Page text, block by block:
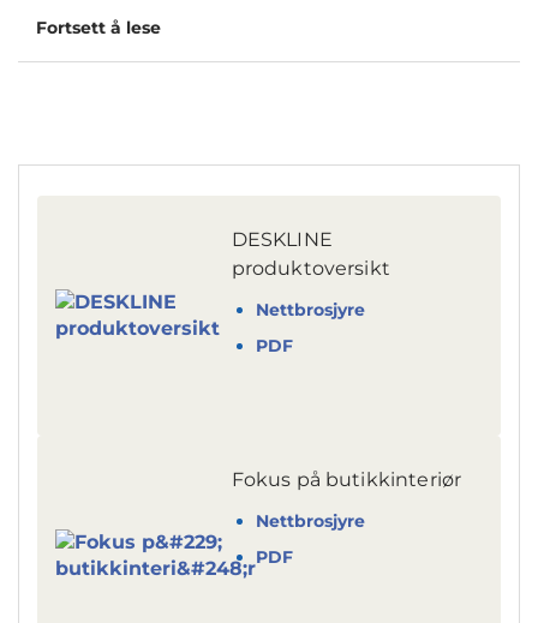
Fortsett å lese
DESKLINE
produktoversikt
Nettbrosjyre
PDF
Fokus på butikkinteriør
Nettbrosjyre
PDF